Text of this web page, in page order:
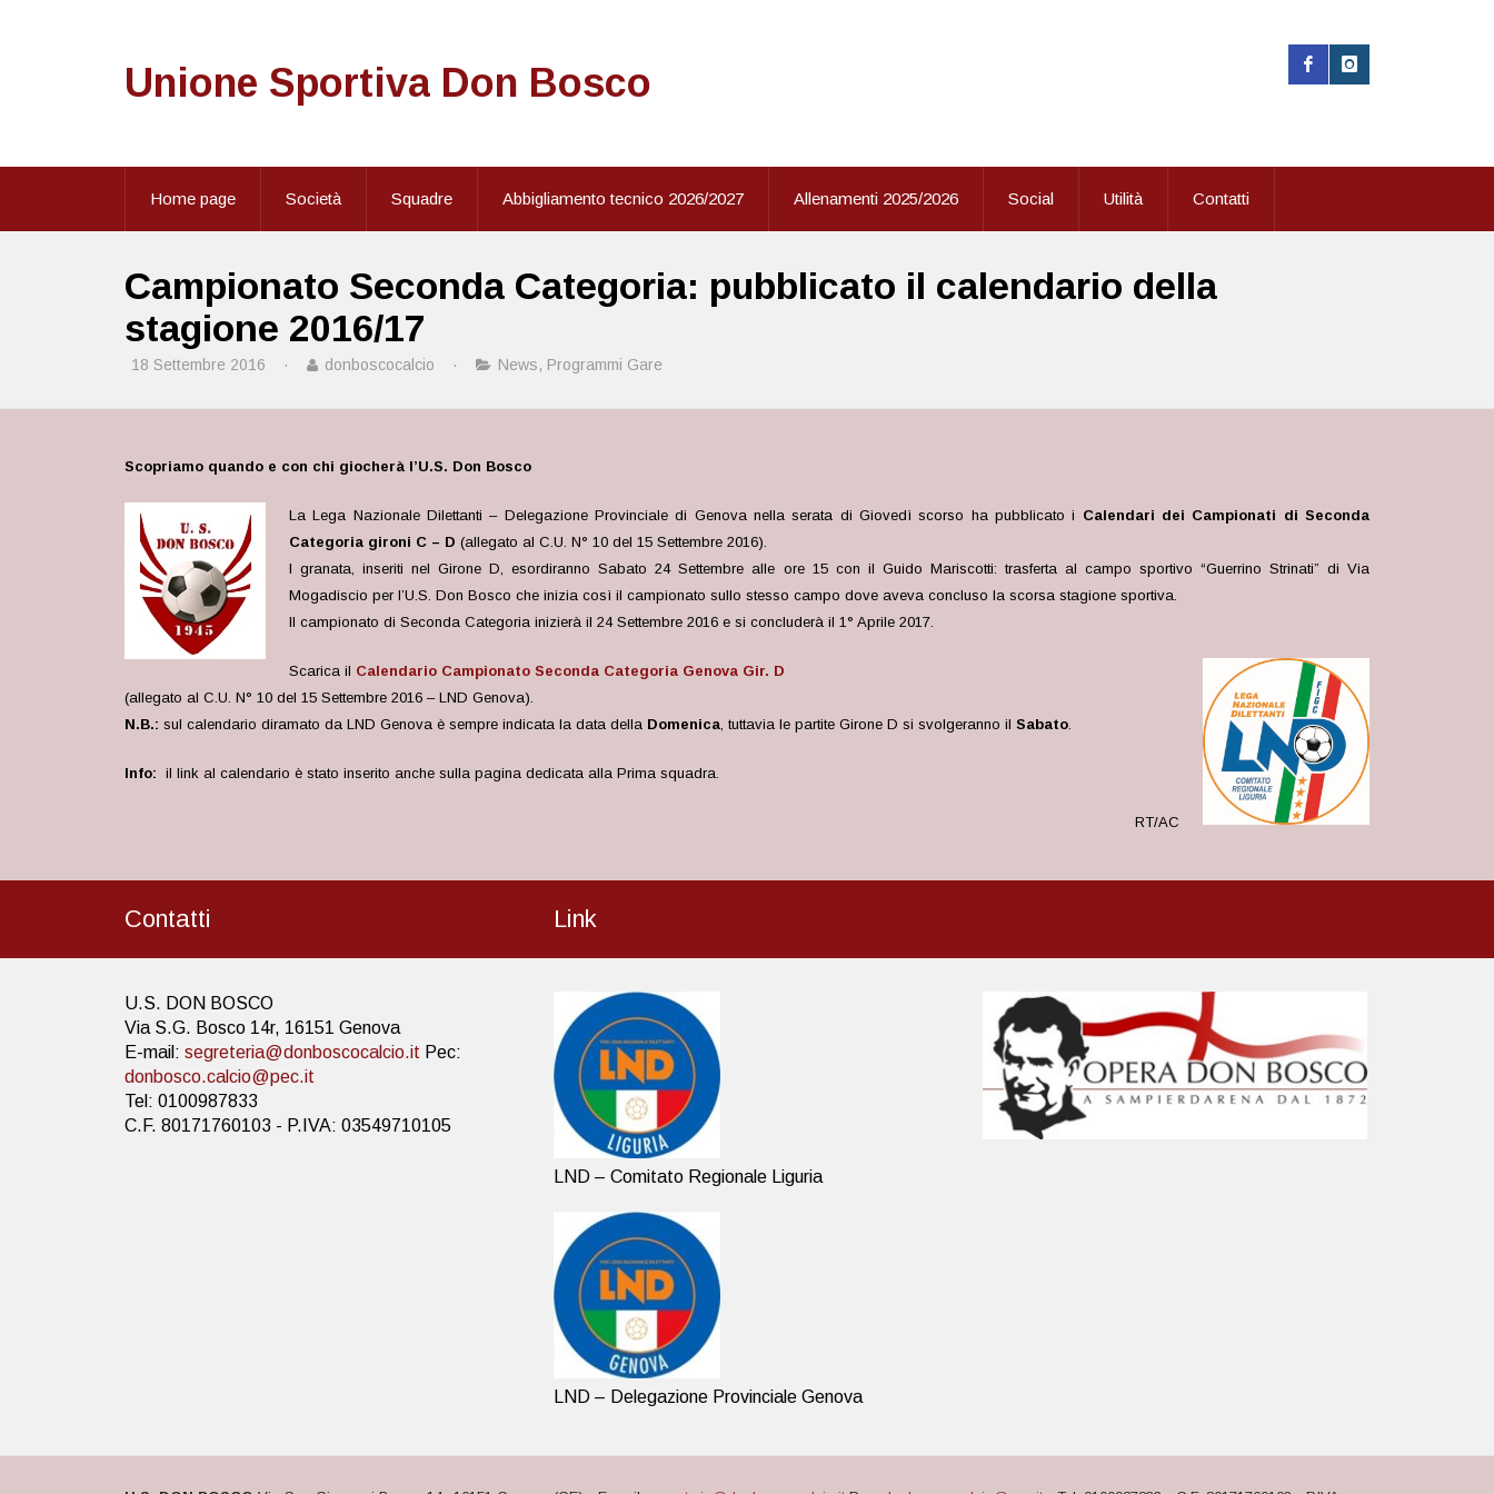
Unione Sportiva Don Bosco
Home page Società Squadre Abbigliamento tecnico 2026/2027 Allenamenti 2025/2026 Social Utilità Contatti
Campionato Seconda Categoria: pubblicato il calendario della
stagione 2016/17
18 Settembre 2016 · donboscocalcio · News, Programmi Gare
Scopriamo quando e con chi giocherà l’U.S. Don Bosco
La Lega Nazionale Dilettanti – Delegazione Provinciale di Genova nella serata di Giovedì scorso ha pubblicato i Calendari dei Campionati di Seconda
Categoria gironi C – D (allegato al C.U. N° 10 del 15 Settembre 2016).
I granata, inseriti nel Girone D, esordiranno Sabato 24 Settembre alle ore 15 con il Guido Mariscotti: trasferta al campo sportivo “Guerrino Strinati” di Via
Mogadiscio per l’U.S. Don Bosco che inizia così il campionato sullo stesso campo dove aveva concluso la scorsa stagione sportiva.
Il campionato di Seconda Categoria inizierà il 24 Settembre 2016 e si concluderà il 1° Aprile 2017.
Scarica il Calendario Campionato Seconda Categoria Genova Gir. D
(allegato al C.U. N° 10 del 15 Settembre 2016 – LND Genova).
N.B.: sul calendario diramato da LND Genova è sempre indicata la data della Domenica, tuttavia le partite Girone D si svolgeranno il Sabato.
Info: il link al calendario è stato inserito anche sulla pagina dedicata alla Prima squadra.
RT/AC
Contatti
U.S. DON BOSCO
Via S.G. Bosco 14r, 16151 Genova
E-mail: segreteria@donboscocalcio.it Pec:
donbosco.calcio@pec.it
Tel: 0100987833
C.F. 80171760103 - P.IVA: 03549710105
Link
LND – Comitato Regionale Liguria
LND – Delegazione Provinciale Genova